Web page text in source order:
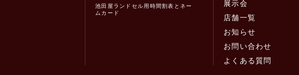
池田屋ランドセル用時間割表とネー
ムカード
展示会
店舗一覧
お知らせ
お問い合わせ
よくある質問